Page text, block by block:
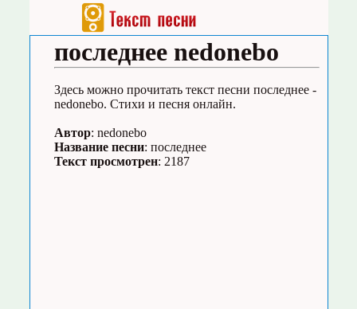
последнее nedonebo
Здесь можно прочитать текст песни последнее -
nedonebo. Стихи и песня онлайн.
Автор: nedonebo
Название песни: последнее
Текст просмотрен: 2187